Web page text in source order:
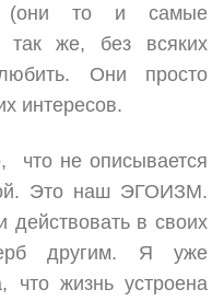
(они то и самые
так же, без всяких
Они просто
интересов.
что не описывается
Это наш ЭГОИЗМ.
в своих
другим. Я уже
что жизнь устроена